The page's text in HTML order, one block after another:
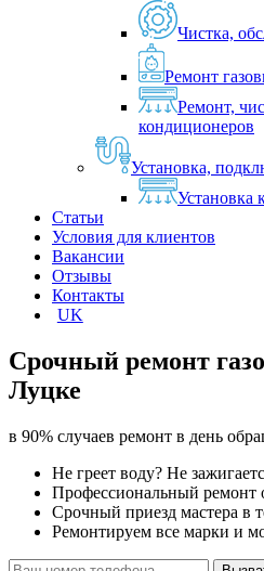
Чистка,
Ремонт
Ремонт,
кондиционеров
Установка,
Установка
Статьи
Условия для клиентов
Вакансии
Отзывы
Контакты
UK
Срочный ремонт
Луцке
в 90% случаев ремонт в день
Не греет воду? Не
Профессиональный ремонт
Срочный приезд мастера в
Ремонтируем все марки и